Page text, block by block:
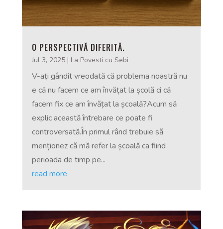
O PERSPECTIVĂ DIFERITĂ.
Jul 3, 2025| La Povesti cu Sebi
V-ați gândit vreodată că problema noastră nu
e că nu facem ce am învățat la școlă ci că
facem fix ce am învățat la școală?Acum să
explic această întrebare ce poate fi
controversată.În primul rând trebuie să
menționez că mă refer la școală ca fiind
perioada de timp pe...
read more